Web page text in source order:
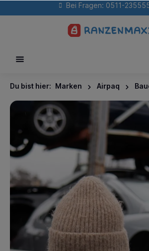
Bei Fragen: 0511-235555888
Du bist hier: Marken Airpaq